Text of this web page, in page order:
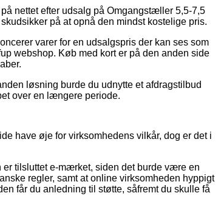
nettet efter udsalg på Omgangstæller 5,5-7,5
på at opnå den mindst kostelige pris.
varer for en udsalgspris der kan ses som
webshop. Køb med kort er på den anden side
løsning burde du udnytte et afdragstilbud
over en længere periode.
have øje for virksomhedens vilkår, dog er det i
tilsluttet e-mærket, siden det burde være en
regler, samt at online virksomheden hyppigt
får du anledning til støtte, såfremt du skulle få